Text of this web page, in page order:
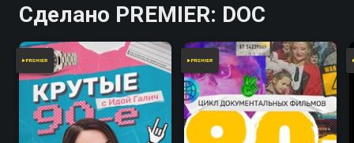
Сделано PREMIER: DOC